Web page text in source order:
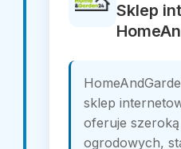
Sklep
sklep
oferuje
ogrodowych,